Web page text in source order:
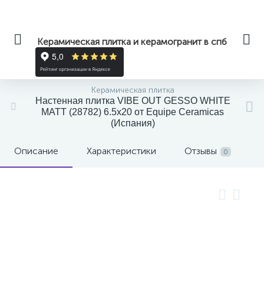
Керамическая плитка и керамогранит в спб
Керамическая плитка
Настенная плитка VIBE OUT GESSO WHITE
MATT (28782) 6.5x20 от Equipe Ceramicas
(Испания)
Описание Характеристики Отзывы 0